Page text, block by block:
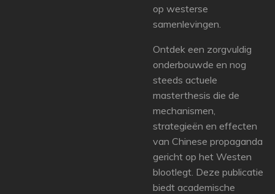
op westerse
samenlevingen.
Ontdek een zorgvuldig
onderbouwde en nog
steeds actuele
masterthesis die de
mechanismen,
strategieën en effecten
van Chinese propaganda
gericht op het Westen
blootlegt. Deze publicatie
biedt academische